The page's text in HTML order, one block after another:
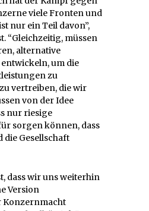
viele Fronten und
nur ein Teil davon”,
“Gleichzeitig, müssen
alternative
um die
zu
vertreiben, die wir
von der Idee
nur riesige
sorgen können, dass
die Gesellschaft
dass wir uns weiterhin
Version